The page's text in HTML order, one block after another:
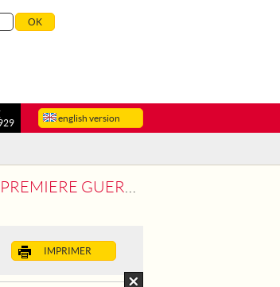
english version
MONDIALE
IMPRIMER